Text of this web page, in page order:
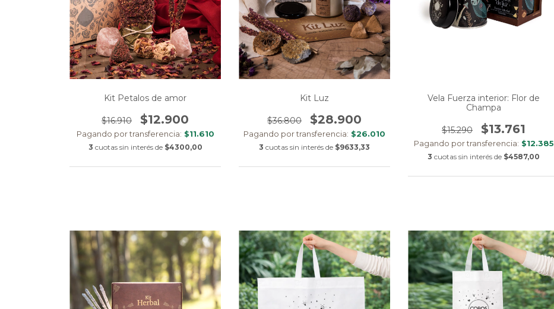
Kit Petalos de amor
$16.910 $12.900
Pagando por transferencia: $11.610
3 cuotas sin interés de $4300,00
Kit Luz
$36.800 $28.900
Pagando por transferencia: $26.010
3 cuotas sin interés de $9633,33
Vela Fuerza interior: Flor de
Champa
$15.290 $13.761
Pagando por transferencia: $12.385
3 cuotas sin interés de $4587,00